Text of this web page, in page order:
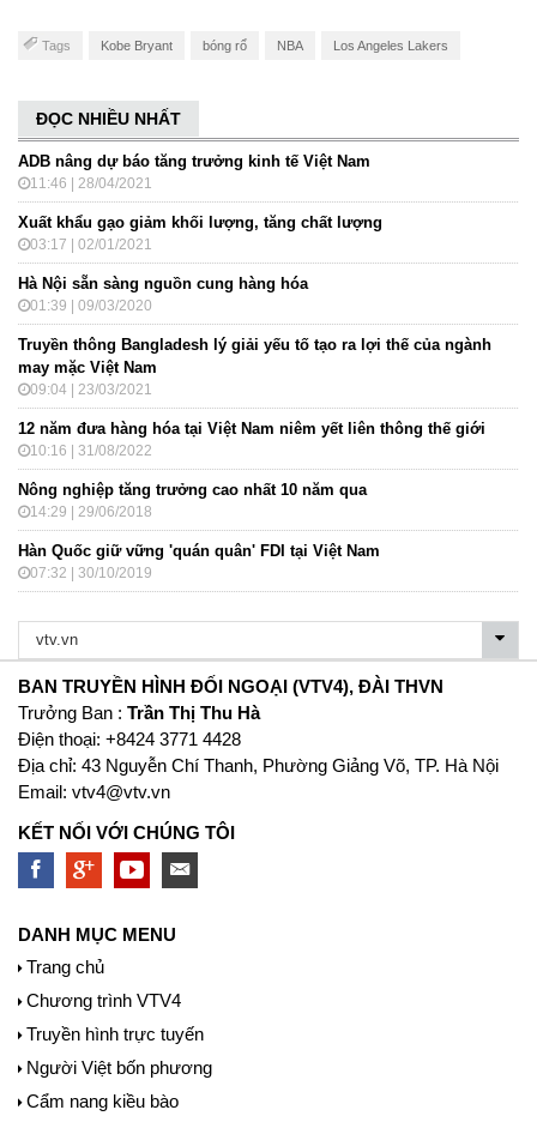
Tags Kobe Bryant bóng rổ NBA Los Angeles Lakers
ĐỌC NHIỀU NHẤT
ADB nâng dự báo tăng trưởng kinh tế Việt Nam
11:46 | 28/04/2021
Xuất khẩu gạo giảm khối lượng, tăng chất lượng
03:17 | 02/01/2021
Hà Nội sẵn sàng nguồn cung hàng hóa
01:39 | 09/03/2020
Truyền thông Bangladesh lý giải yếu tố tạo ra lợi thế của ngành
may mặc Việt Nam
09:04 | 23/03/2021
12 năm đưa hàng hóa tại Việt Nam niêm yết liên thông thế giới
10:16 | 31/08/2022
Nông nghiệp tăng trưởng cao nhất 10 năm qua
14:29 | 29/06/2018
Hàn Quốc giữ vững 'quán quân' FDI tại Việt Nam
07:32 | 30/10/2019
BAN TRUYỀN HÌNH ĐỐI NGOẠI (VTV4), ĐÀI THVN
Trưởng Ban : Trần Thị Thu Hà
Ðiện thoại: +8424 3771 4428
Địa chỉ: 43 Nguyễn Chí Thanh, Phường Giảng Võ, TP. Hà Nội
Email: vtv4@vtv.vn
KẾT NỐI VỚI CHÚNG TÔI
DANH MỤC MENU
Trang chủ
Chương trình VTV4
Truyền hình trực tuyến
Người Việt bốn phương
Cẩm nang kiều bào